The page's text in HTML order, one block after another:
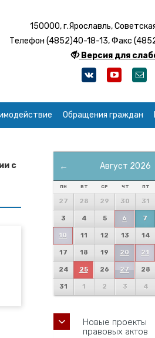
150000, г.Ярославль,
Телефон (4852)40-18-13, Факс
Версия для
Обращения граждан
с ← Август 2026
ПН ВТ СР ЧТ ПТ
27 28 29 30 31
3 4 5 6 7
10 11 12 13 14
17 18 19 20 21
24 25 26 27 28
31 1 2 3 4
Новые проекты
правовых актов